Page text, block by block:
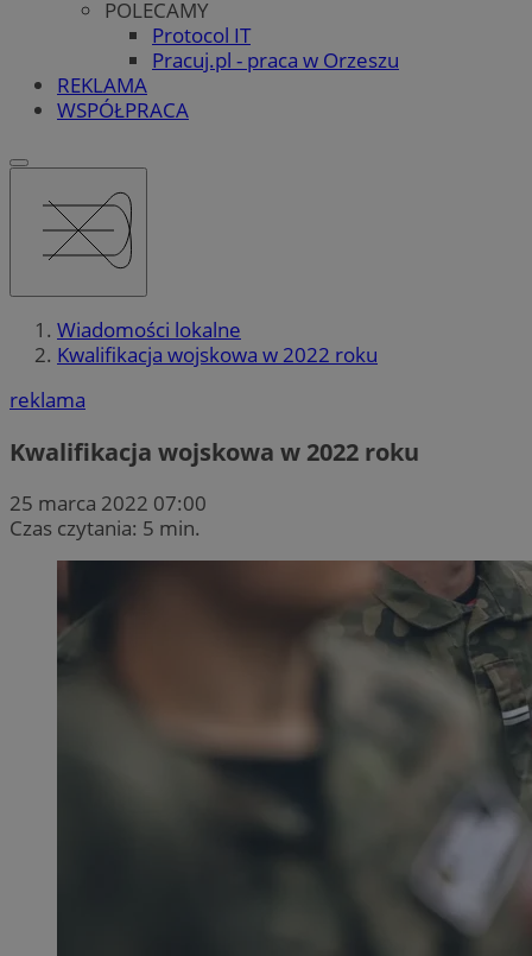
POLECAMY
Protocol IT
Pracuj.pl - praca w Orzeszu
REKLAMA
WSPÓŁPRACA
Wiadomości lokalne
Kwalifikacja wojskowa w 2022 roku
reklama
Kwalifikacja wojskowa w 2022 roku
25 marca 2022 07:00
Czas czytania: 5 min.